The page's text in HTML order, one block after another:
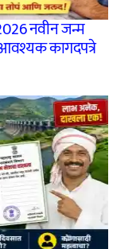
नवीन जन्म
आवश्यक कागदपत्रे